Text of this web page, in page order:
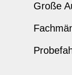
Große